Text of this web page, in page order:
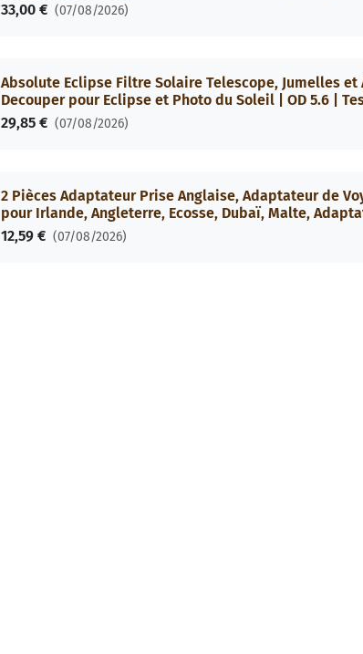
33,00 € (07/08/2026)
Absolute Eclipse Filtre Solaire Telescope, Jumelles
Decouper pour Eclipse et Photo du Soleil | OD 5.6 |
29,85 € (07/08/2026)
2 Pièces Adaptateur Prise Anglaise, Adaptateur de
pour Irlande, Angleterre, Ecosse, Dubaï, Malte,
12,59 € (07/08/2026)